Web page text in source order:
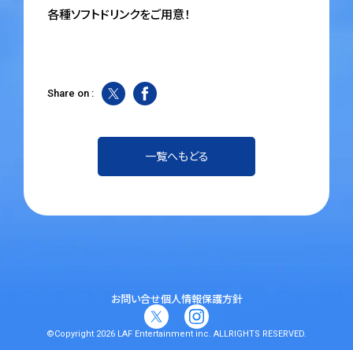
各種ソフトドリンクをご用意！
Share on :
一覧へもどる
お問い合せ個人情報保護方針
©Copyright 2026 LAF Entertainment inc. ALLRIGHTS RESERVED.